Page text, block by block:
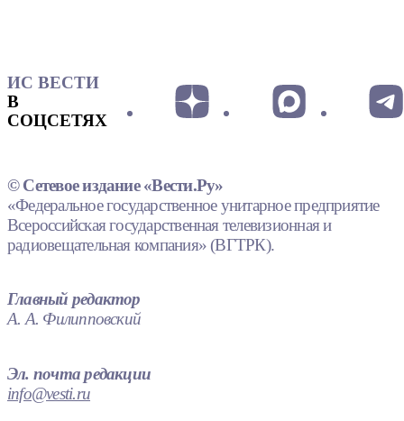
ИС ВЕСТИ
В
СОЦСЕТЯХ
© Сетевое издание «Вести.Ру»
«Федеральное государственное унитарное предприятие
Всероссийская государственная телевизионная и
радиовещательная компания» (ВГТРК).
Главный редактор
А. А. Филипповский
Эл. почта редакции
info@vesti.ru